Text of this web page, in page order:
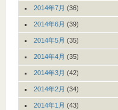
2014年7月 (36)
2014年6月 (39)
2014年5月 (35)
2014年4月 (35)
2014年3月 (42)
2014年2月 (34)
2014年1月 (43)